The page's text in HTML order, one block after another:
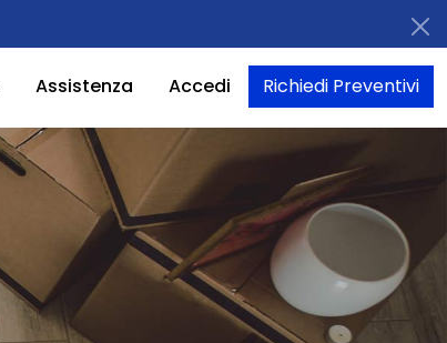
Assistenza Accedi Richiedi Preventivi